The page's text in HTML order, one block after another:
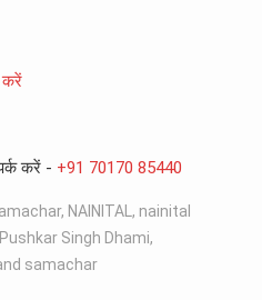
करें - +91 70170 85440
, NAINITAL , nainital
Pushkar Singh Dhami,
samachar